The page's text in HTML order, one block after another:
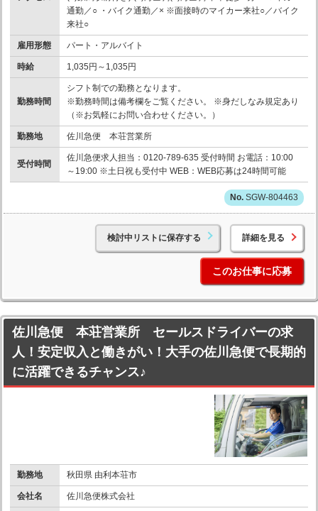
通勤／○ ・バイク通勤／× ※面接時のマイカー来社○／バイク
来社○
雇用形態 パート・アルバイト
時給 1,035円～1,035円
勤務時間
シフト制での勤務となります。
※勤務時間は備考欄をご覧ください。 ※身だしなみ規定あり
（※お気軽にお問い合わせください。）
勤務地 佐川急便 本荘営業所
受付時間
佐川急便求人担当：0120-789-635 受付時間 お電話：10:00
～19:00 ※土日祝も受付中 WEB：WEB応募は24時間可能
SGW-804463
検討中リストに保存する 詳細を見る
このお仕事に応募
佐川急便 本荘営業所 セールスドライバーの求
人！安定収入と働きがい！大手の佐川急便で長期的
に活躍できるチャンス♪
勤務地 秋田県 由利本荘市
会社名 佐川急便株式会社